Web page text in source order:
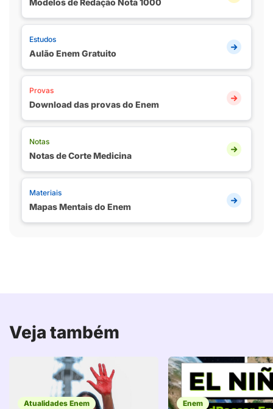
Modelos de Redação Nota 1000
Estudos
Aulão Enem Gratuito
Provas
Download das provas do Enem
Notas
Notas de Corte Medicina
Materiais
Mapas Mentais do Enem
Veja também
Atualidades Enem Enem